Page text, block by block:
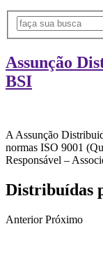
Assunção
BSI
A Assunção
normas ISO 9001
Responsável –
Distribuídas
Anterior Próximo